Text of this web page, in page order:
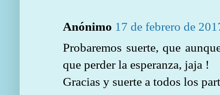
Anónimo 17 de febrero de
Probaremos suerte, que
que perder la esperanza, jaja !
Gracias y suerte a todos los